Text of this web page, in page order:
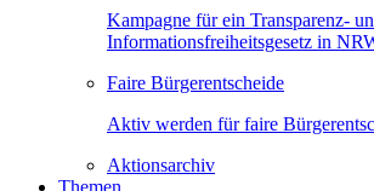
Kampagne für ein Transparenz-
Informationsfreiheitsgesetz in
Faire Bürgerentscheide
Aktiv werden für faire
Aktionsarchiv
Themen